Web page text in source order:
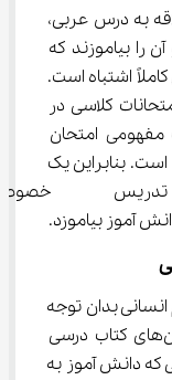
علاقه به درس عربی،
را بیاموزند که
اشتباه است.
کلاسی در
مفهومی امتحان
پیچیده کنکور بی‌فایده است. بنابراین یک
بدان توجه
می‌شود این نکته است که اتکا به تمرین‌های کتاب درسی
که دانش آموز به